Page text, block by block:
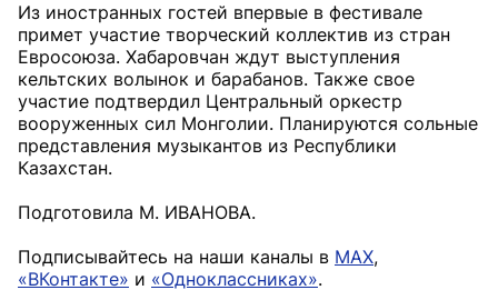
Из иностранных гостей впервые в фестивале
примет участие творческий коллектив из стран
Евросоюза. Хабаровчан ждут выступления
кельтских волынок и барабанов. Также свое
участие подтвердил Центральный оркестр
вооруженных сил Монголии. Планируются сольные
представления музыкантов из Республики
Казахстан.
Подготовила М. ИВАНОВА.
Подписывайтесь на наши каналы в MAX,
«ВКонтакте» и «Одноклассниках».